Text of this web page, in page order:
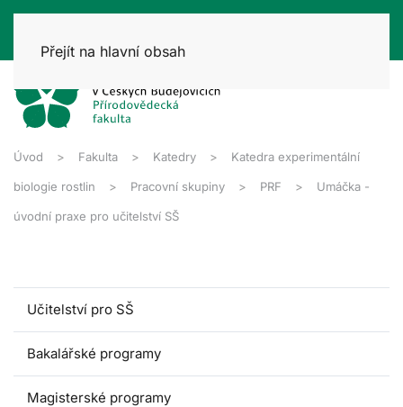
Přejít na hlavní obsah
Úvod Fakulta Katedry Katedra experimentální
biologie rostlin Pracovní skupiny PRF Umáčka -
úvodní praxe pro učitelství SŠ
Učitelství pro SŠ
Bakalářské programy
Magisterské programy